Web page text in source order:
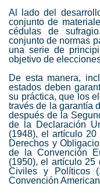
Al lado del
conjunto de
cédulas de
conjunto de normas
una serie de
objetivo de
De esta manera,
estados deben
su práctica, que los
través de la garantía
después de la
de la Declaración
(1948), el artículo
Derechos y
de la Convención
(1950), el artículo 25
Civiles y Políticos
Convención